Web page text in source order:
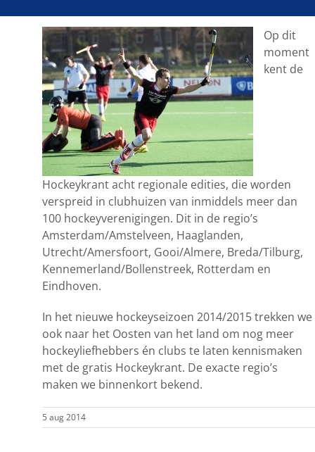
Op dit
moment
kent de
Hockeykrant acht regionale edities, die worden
verspreid in clubhuizen van inmiddels meer dan
100 hockeyverenigingen. Dit in de regio’s
Amsterdam/Amstelveen, Haaglanden,
Utrecht/Amersfoort, Gooi/Almere, Breda/Tilburg,
Kennemerland/Bollenstreek, Rotterdam en
Eindhoven.
In het nieuwe hockeyseizoen 2014/2015 trekken we
ook naar het Oosten van het land om nog meer
hockeyliefhebbers én clubs te laten kennismaken
met de gratis Hockeykrant. De exacte regio’s
maken we binnenkort bekend.
5 aug 2014